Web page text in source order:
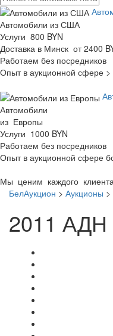
Автомобили из США
Услуги 800 BYN
Доставка в Минск от 2400
Работаем без посредников
Опыт в аукционной сфере >
Автомобили
из Европы
Услуги 1000 BYN
Работаем без посредников
Опыт в аукционной сфере
Мы ценим каждого клиента
БелАукцион > Аукционы >
2011 АДН